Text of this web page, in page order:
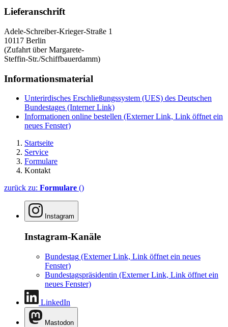
Lieferanschrift
Adele-Schreiber-Krieger-Straße 1
10117 Berlin
(Zufahrt über Margarete-
Steffin-Str./Schiffbauerdamm)
Informationsmaterial
Unterirdisches Erschließungssystem (UES) des Deutschen
Bundestages (Interner Link)
Informationen online bestellen (Externer Link, Link öffnet ein
neues Fenster)
Startseite
Service
Formulare
Kontakt
zurück zu: Formulare ()
Instagram
Instagram-Kanäle
Bundestag (Externer Link, Link öffnet ein neues
Fenster)
Bundestagspräsidentin (Externer Link, Link öffnet ein
neues Fenster)
LinkedIn
Mastodon